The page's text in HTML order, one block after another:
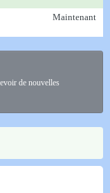
Maintenant
de nouvelles